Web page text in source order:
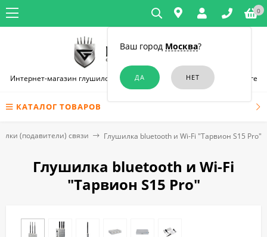
Ваш город Москва?
0
Интернет-магазин глушилок связи и диктофонов в Санкт-Петербурге
КАТАЛОГ ТОВАРОВ
(подавители) связи Глушилка bluetooth и Wi-Fi "Тарвион S15 Pro"
Глушилка bluetooth и Wi-Fi
"Тарвион S15 Pro"